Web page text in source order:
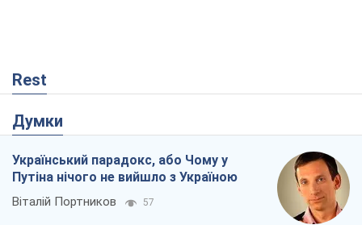
Rest
Думки
Український парадокс, або Чому у
Путіна нічого не вийшло з Україною
Віталій Портников 57